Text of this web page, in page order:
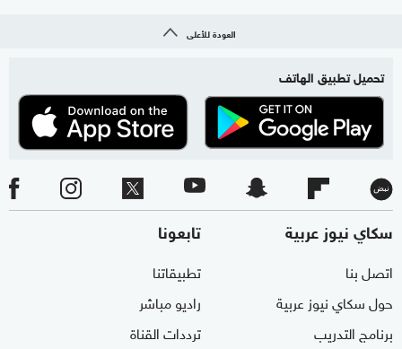
العودة للأعلى
تحميل تطبيق الهاتف
سكاي نيوز عربية
اتصل بنا
حول سكاي نيوز عربية
برنامج التدريب
تابعونا
تطبيقاتنا
راديو مباشر
ترددات القناة